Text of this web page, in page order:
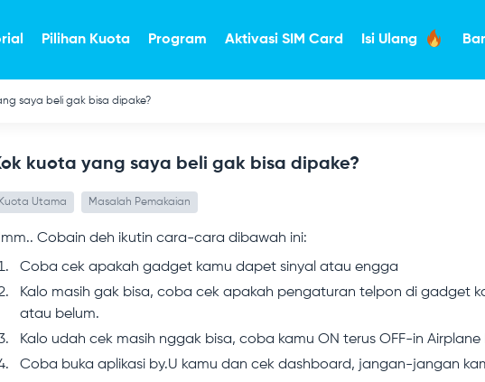
Pilihan Kuota Program Aktivasi SIM Card Isi Ulang
saya beli gak bisa dipake?
kuota yang saya beli gak bisa dipake?
Kuota Utama Masalah Pemakaian
Cobain deh ikutin cara-cara dibawah ini:
Coba cek apakah gadget kamu dapet sinyal atau engga
Kalo masih gak bisa, coba cek apakah pengaturan telpon di gadget
atau belum.
Kalo udah cek masih nggak bisa, coba kamu ON terus OFF-in
Coba buka aplikasi by.U kamu dan cek dashboard, jangan-jangan